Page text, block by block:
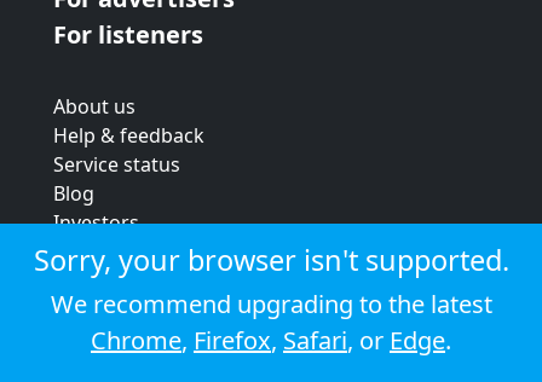
For listeners
About us
Help & feedback
Service status
Blog
Investors
Strategic review
Terms & conditions
Privacy policy
Cookie policy
Sorry, your browser isn't supported.
We recommend upgrading to the latest
Chrome, Firefox, Safari, or Edge.